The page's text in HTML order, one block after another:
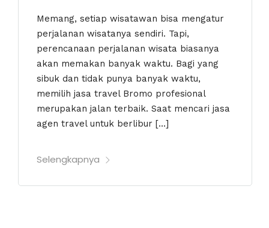
Memang, setiap wisatawan bisa mengatur
perjalanan wisatanya sendiri. Tapi,
perencanaan perjalanan wisata biasanya
akan memakan banyak waktu. Bagi yang
sibuk dan tidak punya banyak waktu,
memilih jasa travel Bromo profesional
merupakan jalan terbaik. Saat mencari jasa
agen travel untuk berlibur […]
Selengkapnya